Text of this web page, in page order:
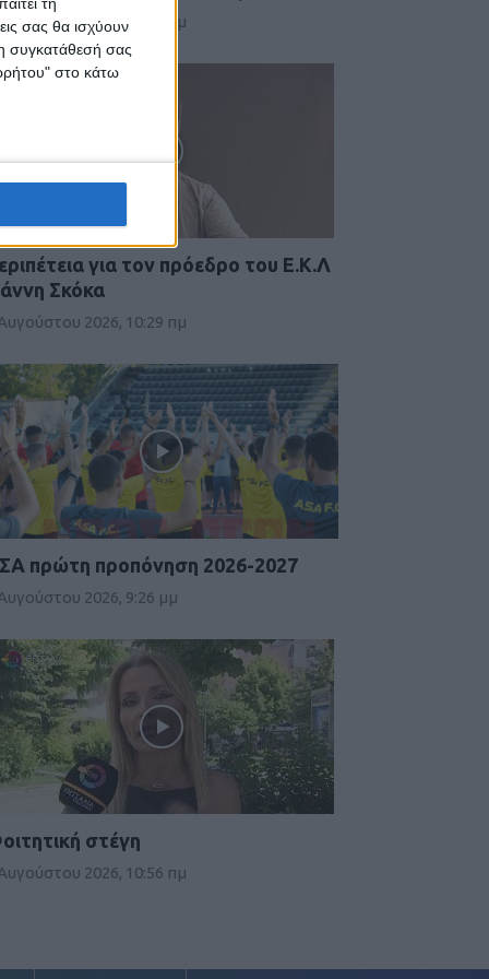
τη
σας θα ισχύουν
συγκατάθεσή σας
στο κάτω
2026, 10:34 πμ
για τον πρόεδρο του Ε.Κ.Λ
Σκόκα
2026, 10:29 πμ
πρώτη προπόνηση 2026-2027
2026, 9:26 μμ
στέγη
2026, 10:56 πμ